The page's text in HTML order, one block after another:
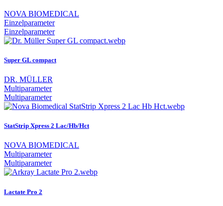
NOVA BIOMEDICAL
Einzelparameter
Einzelparameter
Super GL compact
DR. MÜLLER
Multiparameter
Multiparameter
StatStrip Xpress 2 Lac/Hb/Hct
NOVA BIOMEDICAL
Multiparameter
Multiparameter
Lactate Pro 2